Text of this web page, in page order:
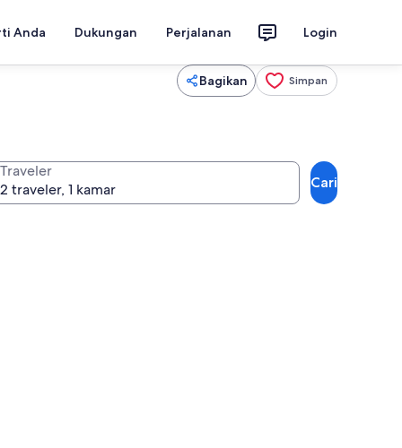
Anda Dukungan Perjalanan Login
Bagikan Simpan
Traveler
Cari